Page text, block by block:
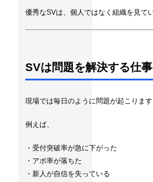
優秀なSVは、個人ではなく組織を見てい
SVは問題を解決する仕事
現場では毎日のように問題が起こります
例えば、
・受付突破率が急に下がった
・アポ率が落ちた
・新人が自信を失っている